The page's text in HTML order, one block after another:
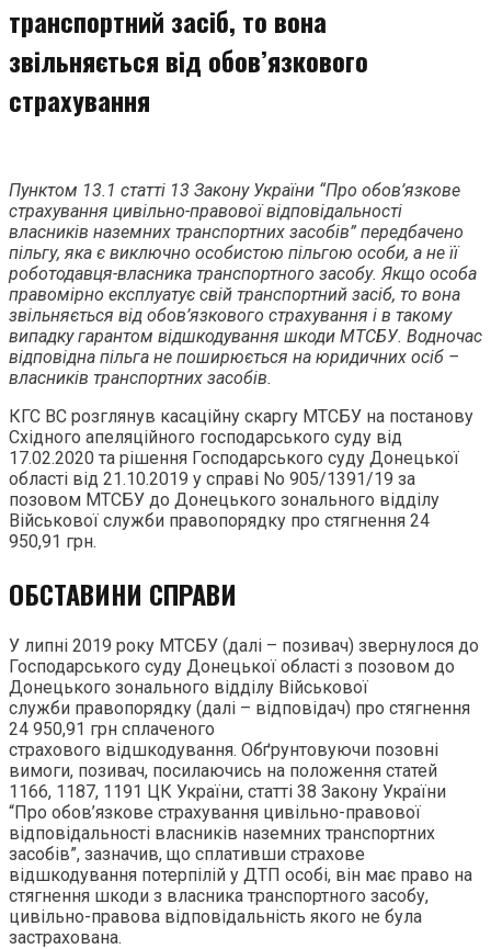
транспортний засіб, то вона
звільняється від обов’язкового
страхування
Пунктом 13.1 статті 13 Закону України “Про обов’язкове
страхування цивільно-правової відповідальності
власників наземних транспортних засобів” передбачено
пільгу, яка є виключно особистою пільгою особи, а не її
роботодавця-власника транспортного засобу. Якщо особа
правомірно експлуатує свій транспортний засіб, то вона
звільняється від обов’язкового страхування і в такому
випадку гарантом відшкодування шкоди МТСБУ. Водночас
відповідна пільга не поширюється на юридичних осіб –
власників транспортних засобів.
КГС ВС розглянув касаційну скаргу МТСБУ на постанову
Східного апеляційного господарського суду від
17.02.2020 та рішення Господарського суду Донецької
області від 21.10.2019 у справі No 905/1391/19 за
позовом МТСБУ до Донецького зонального відділу
Військової служби правопорядку про стягнення 24
950,91 грн.
ОБСТАВИНИ СПРАВИ
У липні 2019 року МТСБУ (далі – позивач) звернулося до
Господарського суду Донецької області з позовом до
Донецького зонального відділу Військової
служби правопорядку (далі – відповідач) про стягнення
24 950,91 грн сплаченого
страхового відшкодування. Обґрунтовуючи позовні
вимоги, позивач, посилаючись на положення статей
1166, 1187, 1191 ЦК України, статті 38 Закону України
“Про обов’язкове страхування цивільно-правової
відповідальності власників наземних транспортних
засобів”, зазначив, що сплативши страхове
відшкодування потерпілій у ДТП особі, він має право на
стягнення шкоди з власника транспортного засобу,
цивільно-правова відповідальність якого не була
застрахована.